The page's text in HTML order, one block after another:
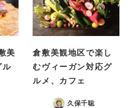
美
ル
倉敷美観地区で楽し
むヴィーガン対応グ
ルメ、カフェ
久保千聡